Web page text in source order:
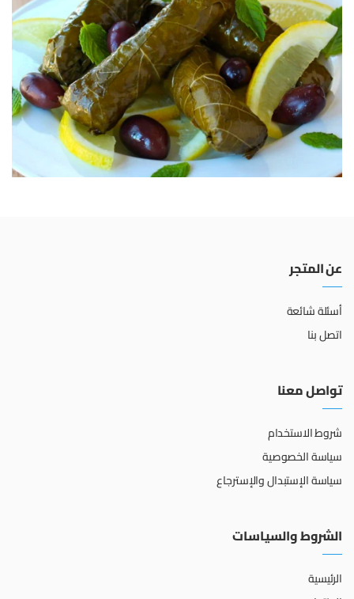
عن المتجر
أسئلة شائعة
اتصل بنا
تواصل معنا
شروط الاستخدام
سياسة الخصوصية
سياسة الإستبدال والإسترجاع
الشروط والسياسات
الرئيسية